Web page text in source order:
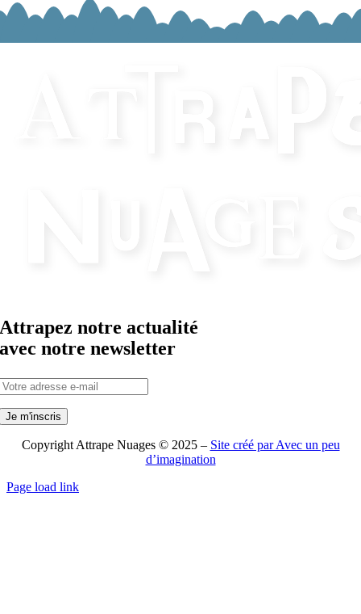
Attrapez notre actualité
avec notre newsletter
Copyright Attrape Nuages © 2025 – Site créé par Avec un peu
d’imagination
Page load link